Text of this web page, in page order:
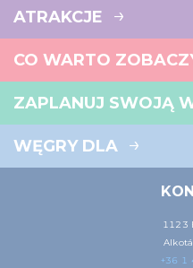
ATRAKCJE
CO WARTO
ZAPLANUJ SWOJĄ
WĘGRY DLA
1123
+36 1